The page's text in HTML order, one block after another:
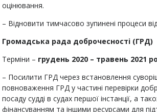
оцінювання.
– Відновити тимчасово зупинені процеси
Громадська рада доброчесності (ГРД)
Терміни – грудень 2020 – травень 2021
– Посилити ГРД через встановлення
повноваження ГРД у частині перевірки
посаду судді в судах першої інстанції, а
фінансуванням та іншими ресурсами для